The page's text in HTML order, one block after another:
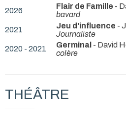
2026
Flair de Famille -
bavard
2021
Jeu d'influence -
Journaliste
2020 - 2021
Germinal - David
colère
THÉÂTRE